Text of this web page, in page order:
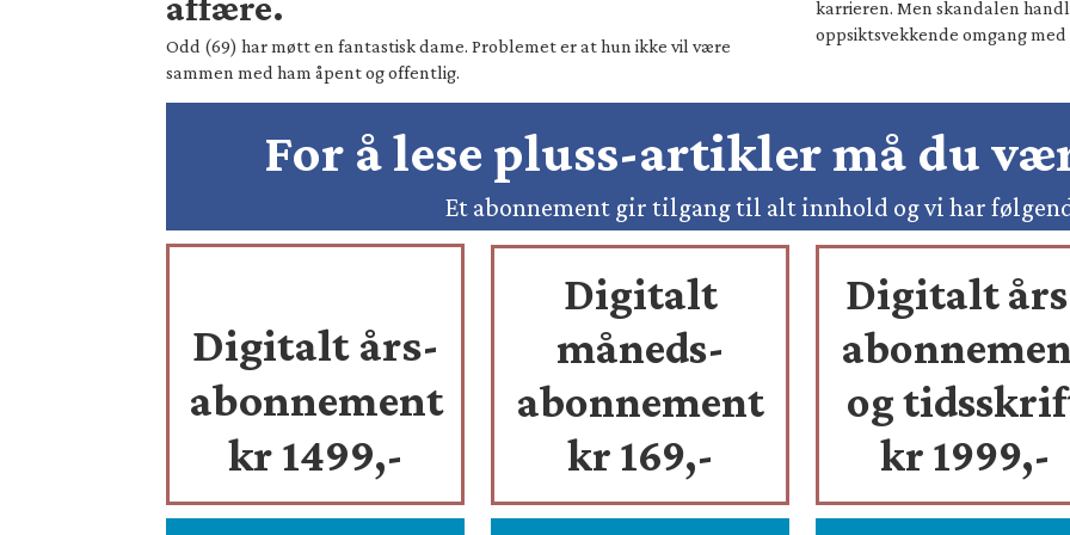
Odd (69) har møtt en fantastisk dame. Problemet er at hun ikke vil være
sammen med ham åpent og offentlig.
karrieren. Men skandalen
oppsiktsvekkende omgang
For å lese pluss-artikler må du
Et abonnement gir tilgang til alt innhold og vi har
Digitalt års-
abonnement
kr 1499,-
Digitalt
måneds-
abonnement
kr 169,-
Digitalt
og
kr 1999,-